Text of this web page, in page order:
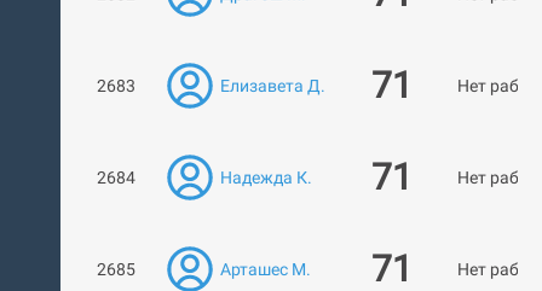
2683 Елизавета Д. 71 Нет работ
2684 Надежда К. 71 Нет работ
2685 Арташес М. 71 Нет работ